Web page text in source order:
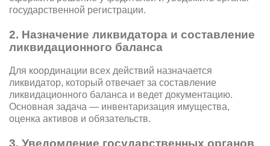
государственной регистрации.
2. Назначение ликвидатора и составление
ликвидационного баланса
Для координации всех действий назначается
ликвидатор, который отвечает за составление
ликвидационного баланса и ведет документацию.
Основная задача — инвентаризация имущества,
оценка активов и обязательств.